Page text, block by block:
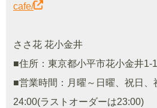
cafe/
ささ花 花小金井
■住所：東京都小平市花小金井1-
■営業時間：月曜～日曜、祝日、
24:00(ラストオーダーは23:00)